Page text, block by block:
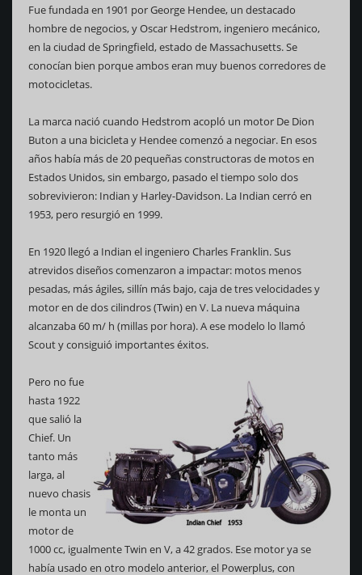
Fue fundada en 1901 por George Hendee, un destacado
hombre de negocios, y Oscar Hedstrom, ingeniero mecánico,
en la ciudad de Springfield, estado de Massachusetts. Se
conocían bien porque ambos eran muy buenos corredores de
motocicletas.
La marca nació cuando Hedstrom acopló un motor De Dion
Buton a una bicicleta y Hendee comenzó a negociar. En esos
años había más de 20 pequeñas constructoras de motos en
Estados Unidos, sin embargo, pasado el tiempo solo dos
sobrevivieron: Indian y Harley-Davidson. La Indian cerró en
1953, pero resurgió en 1999.
En 1920 llegó a Indian el ingeniero Charles Franklin. Sus
atrevidos diseños comenzaron a impactar: motos menos
pesadas, más ágiles, sillín más bajo, caja de tres velocidades y
motor en de dos cilindros (Twin) en V. La nueva máquina
alcanzaba 60 m/ h (millas por hora). A ese modelo lo llamó
Scout y consiguió importantes éxitos.
Pero no fue
hasta 1922
que salió la
Chief. Un
tanto más
larga, al
nuevo chasis
le monta un
motor de
1000 cc, igualmente Twin en V, a 42 grados. Ese motor ya se
había usado en otro modelo anterior, el Powerplus, con